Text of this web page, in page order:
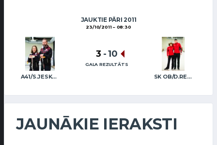
JAUKTIE PĀRI 2011
23/10/2011 08:30
A41/S.JESKE R.JESKE SK OB/D.REGŽA A.REGŽA
3 - 10
GALA REZULTĀTS
JAUNĀKIE IERAKSTI